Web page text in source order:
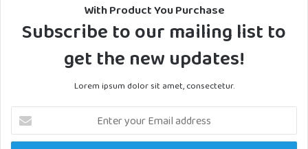
With Product You Purchase
Subscribe to our mailing list to
get the new updates!
Lorem ipsum dolor sit amet, consectetur.
Enter
your
Email